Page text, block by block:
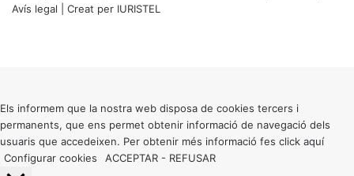
Avís legal | Creat per IURISTEL
button
Els informem que la nostra web disposa de cookies tercers i
permanents, que ens permet obtenir informació de navegació dels
usuaris que accedeixen. Per obtenir més informació fes click aquí
Configurar cookies
ACCEPTAR - REFUSAR